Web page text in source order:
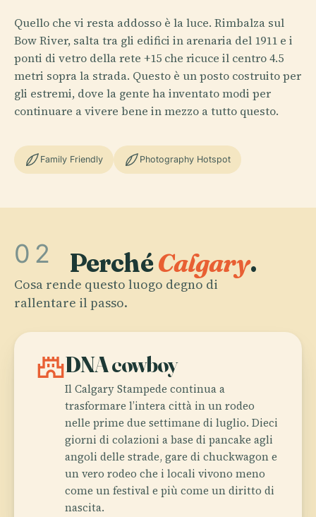
Quello che vi resta addosso è la luce. Rimbalza sul
Bow River, salta tra gli edifici in arenaria del 1911 e i
ponti di vetro della rete +15 che ricuce il centro 4.5
metri sopra la strada. Questo è un posto costruito per
gli estremi, dove la gente ha inventato modi per
continuare a vivere bene in mezzo a tutto questo.
Family Friendly Photography Hotspot
02 PerchéCalgary.
Cosa rende questo luogo degno di
rallentare il passo.
castleDNA cowboy
Il Calgary Stampede continua a
trasformare l’intera città in un rodeo
nelle prime due settimane di luglio. Dieci
giorni di colazioni a base di pancake agli
angoli delle strade, gare di chuckwagon e
un vero rodeo che i locali vivono meno
come un festival e più come un diritto di
nascita.